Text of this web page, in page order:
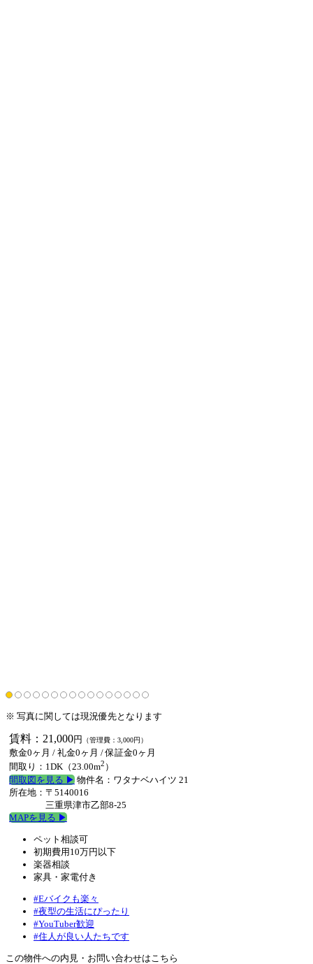
※ 写真に関しては現況優先となります
賃料：21,000円 （管理費：3,000円）
敷金0ヶ月 / 礼金0ヶ月 /保証金0ヶ月
間取り：1DK（23.00m2 ）
間取図を見る ▶︎ 物件名：ワタナベハイツ 21
所在地：〒5140016
三重県津市乙部8-25
MAPを見る ▶︎
ペット相談可
初期費用10万円以下
楽器相談
家具・家電付き
#Eバイクも楽々
#夜型の生活にぴったり
#YouTuber歓迎
#住人が良い人たちです
この物件への内見・お問い合わせはこちら